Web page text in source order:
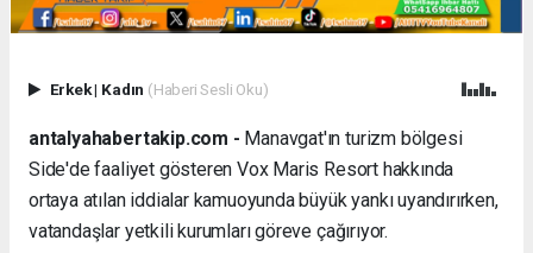
Erkek| Kadın (Haberi Sesli Oku)
antalyahabertakip.com - Manavgat'ın turizm bölgesi
Side'de faaliyet gösteren Vox Maris Resort hakkında
ortaya atılan iddialar kamuoyunda büyük yankı uyandırırken,
vatandaşlar yetkili kurumları göreve çağırıyor.